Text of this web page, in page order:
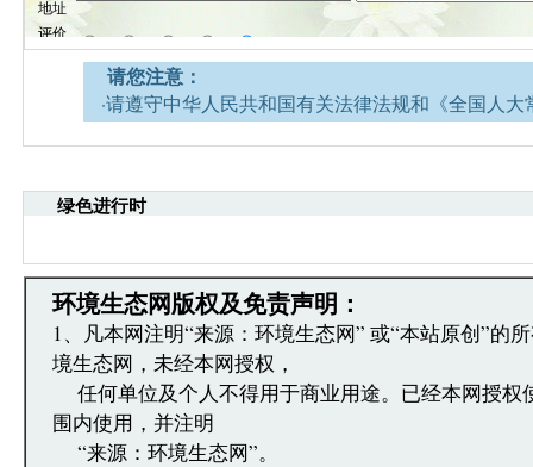
请您注意：
·请遵守中华人民共和国有关法律法规和《全国人
引起的法律责任。
·环境生态网文章跟帖管理员有权保留或删除其管辖
·发表本评论即表明您已经阅读并接受上述条款，如
文章跟帖管理员反映。
绿色进行时
环境生态网版权及免责声明：
1、凡本网注明“来源：环境生态网” 或“本站原创”的
境生态网，未经本网授权，
任何单位及个人不得用于商业用途。已经本网授权
围内使用，并注明
“来源：环境生态网”。